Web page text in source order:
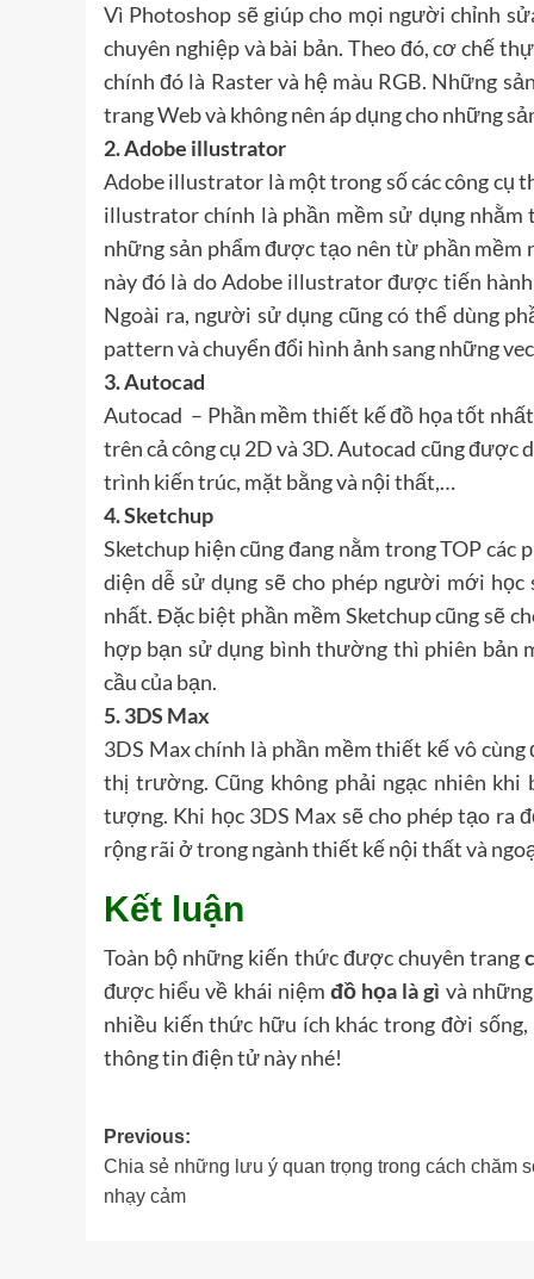
Vì Photoshop sẽ giúp cho mọi người chỉnh
chuyên nghiệp và bài bản. Theo đó, cơ chế
chính đó là Raster và hệ màu RGB. Những
trang Web và không nên áp dụng cho những
2. Adobe illustrator
Adobe illustrator là một trong số các công cụ
illustrator chính là phần mềm sử dụng
những sản phẩm được tạo nên từ phần mềm
này đó là do Adobe illustrator được tiến
Ngoài ra, người sử dụng cũng có thể dùng
pattern và chuyển đổi hình ảnh sang những
3. Autocad
Autocad – Phần mềm thiết kế đồ họa tốt
trên cả công cụ 2D và 3D. Autocad cũng được
trình kiến trúc, mặt bằng và nội thất,…
4. Sketchup
Sketchup hiện cũng đang nằm trong TOP
diện dễ sử dụng sẽ cho phép người mới
nhất. Đặc biệt phần mềm Sketchup cũng sẽ
hợp bạn sử dụng bình thường thì phiên bản
cầu của bạn.
5. 3DS Max
3DS Max chính là phần mềm thiết kế vô
thị trường. Cũng không phải ngạc nhiên
tượng. Khi học 3DS Max sẽ cho phép tạo ra
rộng rãi ở trong ngành thiết kế nội thất và
Kết luận
Toàn bộ những kiến thức được chuyên trang
được hiểu về khái niệm đồ họa là gì và
nhiều kiến thức hữu ích khác trong đời
thông tin điện tử này nhé!
Post
navigation
Previous:
Chia sẻ những lưu ý quan trọng trong cách chăm
nhạy cảm